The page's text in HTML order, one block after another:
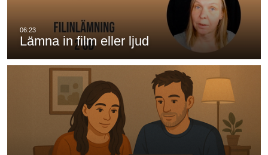
Lämna in film eller ljud